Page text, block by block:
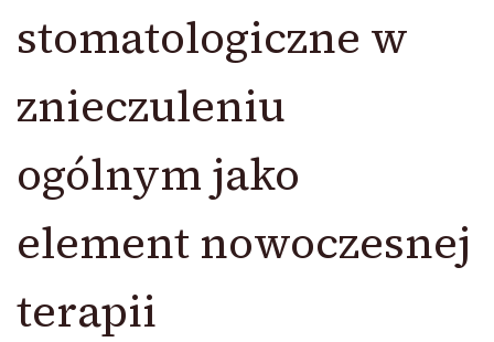
stomatologiczne w
znieczuleniu
ogólnym jako
element nowoczesnej
terapii